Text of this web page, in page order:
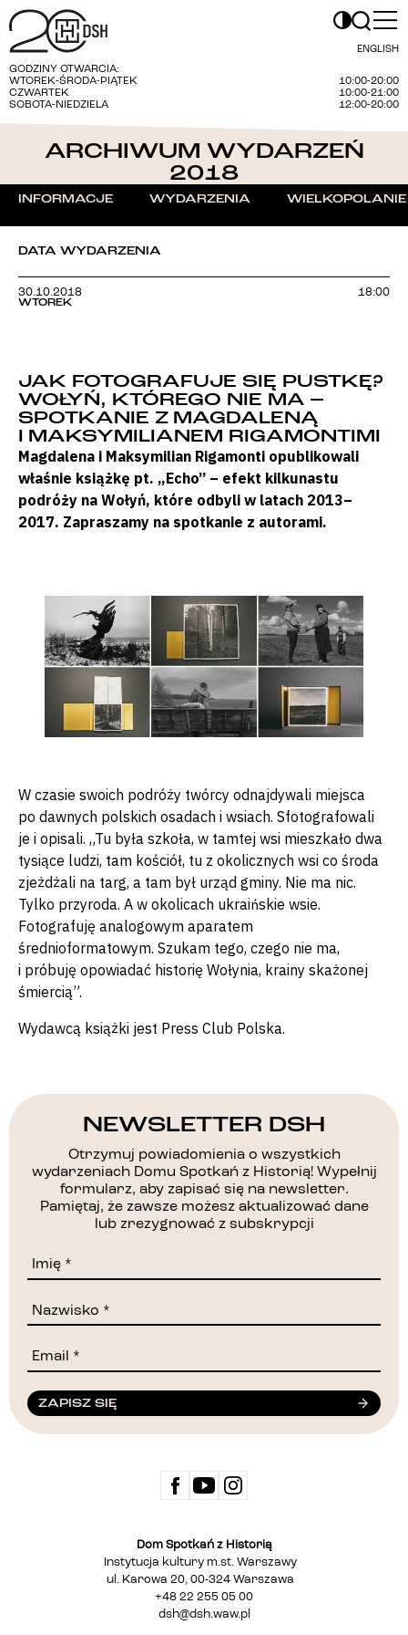
ENGLISH
GODZINY OTWARCIA:
WTOREK-ŚRODA-PIĄTEK
10:00-20:00
CZWARTEK
10:00-21:00
SOBOTA-NIEDZIELA
12:00-20:00
ARCHIWUM WYDARZEŃ
2018
INFORMACJE WYDARZENIA
DATA WYDARZENIA
30.10.2018
WTOREK
18:00
JAK FOTOGRAFUJE SIĘ PUSTKĘ?
WOŁYŃ, KTÓREGO NIE MA –
SPOTKANIE Z MAGDALENĄ
I MAKSYMILIANEM RIGAMONTIMI
Magdalena i Maksymilian Rigamonti opublikowali
właśnie książkę pt. „Echo” – efekt kilkunastu
podróży na Wołyń, które odbyli w latach 2013–
2017. Zapraszamy na spotkanie z autorami.
W czasie swoich podróży twórcy odnajdywali miejsca
po dawnych polskich osadach i wsiach. Sfotografowali
je i opisali. „Tu była szkoła, w tamtej wsi mieszkało dwa
tysiące ludzi, tam kościół, tu z okolicznych wsi co środa
zjeżdżali na targ, a tam był urząd gminy. Nie ma nic.
Tylko przyroda. A w okolicach ukraińskie wsie.
Fotografuję analogowym aparatem
średnioformatowym. Szukam tego, czego nie ma,
i próbuję opowiadać historię Wołynia, krainy skażonej
śmiercią”.
Wydawcą książki jest Press Club Polska.
NEWSLETTER DSH
Otrzymuj powiadomienia o wszystkich
wydarzeniach Domu Spotkań z Historią! Wypełnij
formularz, aby zapisać się na newsletter.
Pamiętaj, że zawsze możesz aktualizować dane
lub zrezygnować z subskrypcji
ZAPISZ SIĘ
Dom Spotkań z Historią
Instytucja kultury m.st. Warszawy
ul. Karowa 20, 00-324 Warszawa
+48 22 255 05 00
dsh@dsh.waw.pl